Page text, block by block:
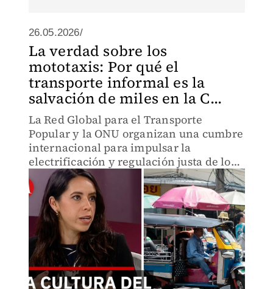
26.05.2026/
La verdad sobre los
mototaxis: Por qué el
transporte informal es la
salvación de miles en la C...
La Red Global para el Transporte
Popular y la ONU organizan una cumbre
internacional para impulsar la
electrificación y regulación justa de los
mototaxis en México y el Sur Global.